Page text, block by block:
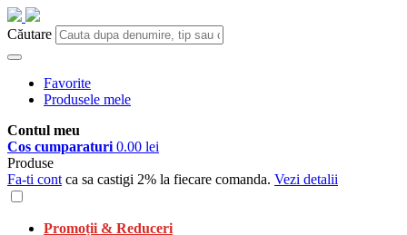
Căutare
Favorite
Produsele mele
Contul meu
Cos cumparaturi 0.00 lei
Produse
Fa-ti cont ca sa castigi 2% la fiecare comanda. Vezi detalii
Promoții & Reduceri